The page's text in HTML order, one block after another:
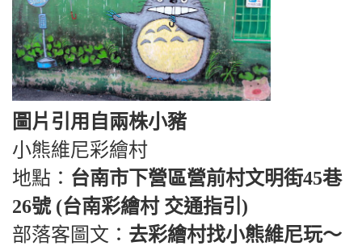
圖片引用自兩株小豬
小熊維尼彩繪村
地點： 台南市下營區營前村文明街45巷
26號 (台南彩繪村 交通指引)
部落客圖文： 去彩繪村找小熊維尼玩～